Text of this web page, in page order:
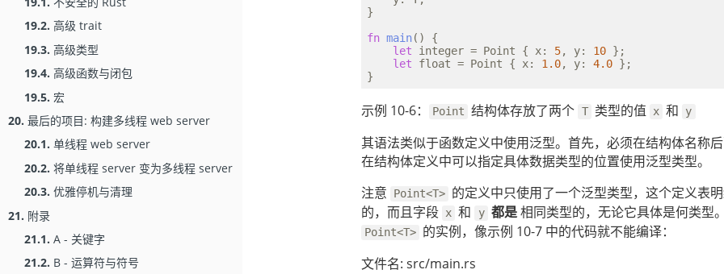
19.2. 高级 trait
19.3. 高级类型
19.4. 高级函数与闭包
19.5. 宏
20. 最后的项目: 构建多线程 web server
20.1. 单线程 web server
20.2. 将单线程 server 变为多线程 server
20.3. 优雅停机与清理
21. 附录
21.1. A - 关键字
21.2. B - 运算符与符号
}
fn main() {
let integer = Point { x: 5, y: 10 };
let float = Point { x: 1.0, y: 4.0 };
示例 10-6： Point 结构体存放了两个 T 类型的值 x 和 y
其语法类似于函数定义中使用泛型。首先，必须在结构体名称
在结构体定义中可以指定具体数据类型的位置使用泛型类型。
注意
Point<T> 的定义中只使用了一个泛型类型，这个定义表
的，而且字段 x 和 y 都是相同类型的，无论它具体是何类型
Point<T> 的实例，像示例 10-7 中的代码就不能编译：
文件名: src/main.rs